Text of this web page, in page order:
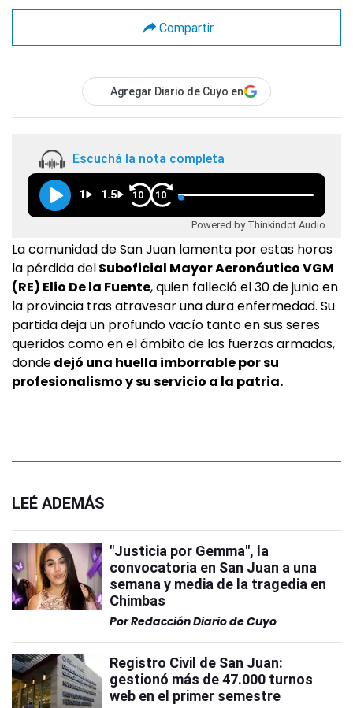
Compartir
Agregar Diario de Cuyo en
Escuchá la nota completa
1 1.5 10 10
Powered by Thinkindot Audio
La comunidad de San Juan lamenta por estas horas
la pérdida delSuboficial Mayor Aeronáutico VGM
(RE) Elio De la Fuente, quien falleció el 30 de junio en
la provincia tras atravesar una dura enfermedad. Su
partida deja un profundo vacío tanto en sus seres
queridos como en el ámbito de las fuerzas armadas,
dondedejó una huella imborrable por su
profesionalismo y su servicio a la patria.
LEÉ ADEMÁS
"Justicia por Gemma", la
convocatoria en San Juan a una
semana y media de la tragedia en
Chimbas
PorRedacción Diario de Cuyo
Registro Civil de San Juan:
gestionó más de 47.000 turnos
web en el primer semestre